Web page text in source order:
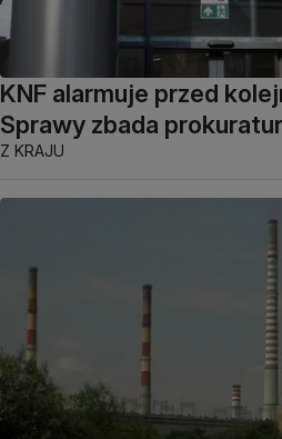
KNF alarmuje przed
Sprawy zbada
Z KRAJU